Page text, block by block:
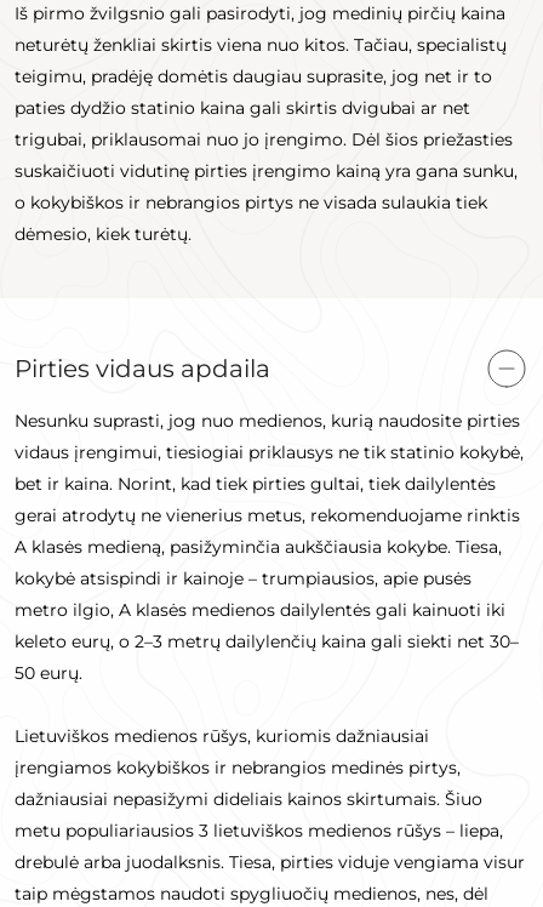
Iš pirmo žvilgsnio gali pasirodyti, jog medinių pirčių kaina
neturėtų ženkliai skirtis viena nuo kitos. Tačiau, specialistų
teigimu, pradėję domėtis daugiau suprasite, jog net ir to
paties dydžio statinio kaina gali skirtis dvigubai ar net
trigubai, priklausomai nuo jo įrengimo. Dėl šios priežasties
suskaičiuoti vidutinę pirties įrengimo kainą yra gana sunku,
o kokybiškos ir nebrangios pirtys ne visada sulaukia tiek
dėmesio, kiek turėtų.
Pirties vidaus apdaila
Nesunku suprasti, jog nuo medienos, kurią naudosite pirties
vidaus įrengimui, tiesiogiai priklausys ne tik statinio kokybė,
bet ir kaina. Norint, kad tiek pirties gultai, tiek dailylentės
gerai atrodytų ne vienerius metus, rekomenduojame rinktis
A klasės medieną, pasižyminčia aukščiausia kokybe. Tiesa,
kokybė atsispindi ir kainoje – trumpiausios, apie pusės
metro ilgio, A klasės medienos dailylentės gali kainuoti iki
keleto eurų, o 2–3 metrų dailylenčių kaina gali siekti net 30–
50 eurų.
Lietuviškos medienos rūšys, kuriomis dažniausiai
įrengiamos kokybiškos ir nebrangios medinės pirtys,
dažniausiai nepasižymi dideliais kainos skirtumais. Šiuo
metu populiariausios 3 lietuviškos medienos rūšys – liepa,
drebulė arba juodalksnis. Tiesa, pirties viduje vengiama visur
taip mėgstamos naudoti spygliuočių medienos, nes, dėl